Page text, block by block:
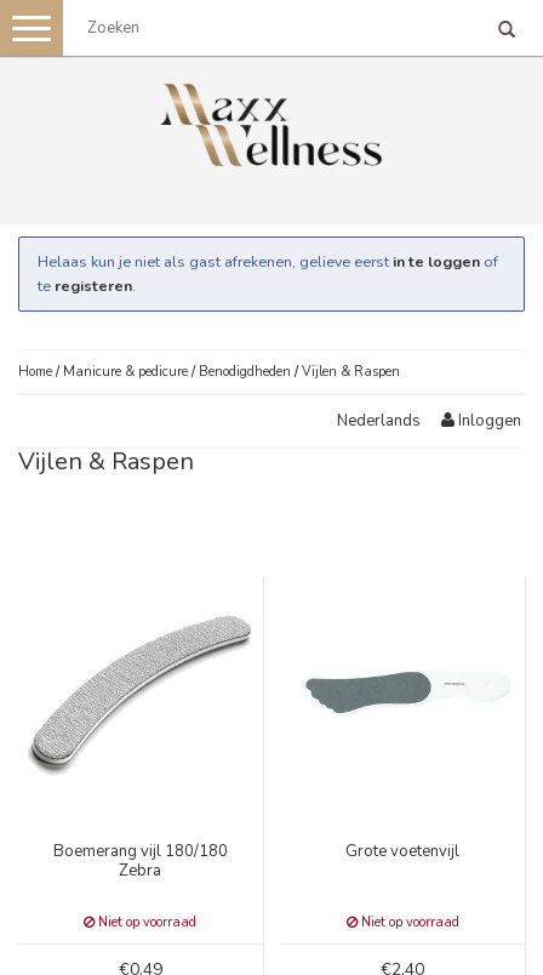
Toggle
navigation
Helaas kun je niet als gast afrekenen, gelieve eerst in te loggen of
te registeren.
Home / Manicure & pedicure / Benodigdheden /Vijlen & Raspen
Nederlands Inloggen
Vijlen & Raspen
Boemerang vijl 180/180
Zebra
Niet op voorraad
€0,49
Grote voetenvijl
Niet op voorraad
€2,40